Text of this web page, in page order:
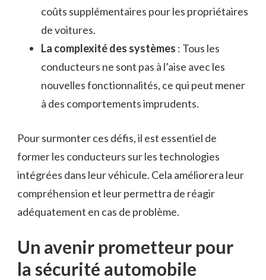
coûts supplémentaires pour les propriétaires
de voitures.
La complexité des systèmes : Tous les
conducteurs ne sont pas à l’aise avec les
nouvelles fonctionnalités, ce qui peut mener
à des comportements imprudents.
Pour surmonter ces défis, il est essentiel de
former les conducteurs sur les technologies
intégrées dans leur véhicule. Cela améliorera leur
compréhension et leur permettra de réagir
adéquatement en cas de problème.
Un avenir prometteur pour
la sécurité automobile